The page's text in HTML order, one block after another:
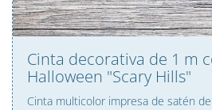
Cinta decorativa de 1 m
Halloween "Scary Hills"
Cinta multicolor impresa de satén